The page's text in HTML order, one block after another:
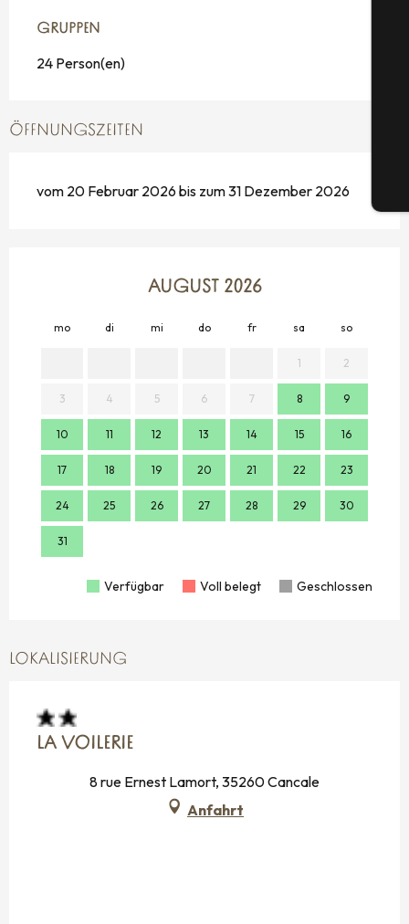
GRUPPEN
GRUPPEN
24 Person(en)
ÖFFNUNGSZEITEN
vom 20 Februar 2026 bis zum 31 Dezember 2026
AUGUST 2026
mo di mi do fr sa so
1 2
3 4 5 6 7 8 9
10 11 12 13 14 15 16
17 18 19 20 21 22 23
24 25 26 27 28 29 30
31
Verfügbar Voll belegt Geschlossen
LOKALISIERUNG
LA VOILERIE
8 rue Ernest Lamort, 35260 Cancale
Anfahrt